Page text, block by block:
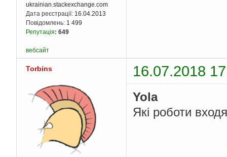
ukrainian.stackexchange.com
Дата реєстрації: 16.04.2013
Повідомлень: 1 499
Репутація: 649
вебсайт
Torbins 16.07.2018
Yola
Які роботи